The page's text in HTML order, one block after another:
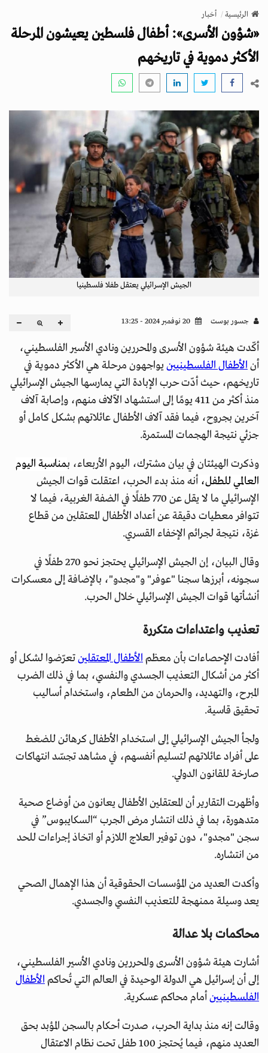
v
g
a
n
الرئيسية أخبار
«شؤون الأسرى»: أطفال فلسطين يعيشون المرحلة
الأكثر دموية في تاريخهم
الجيش الإسرائيلي يعتقل طفلا فلسطينيا
جسور بوست
أكّدت هيئة شؤون الأسرى والمحررين ونادي الأسير الفلسطيني،
أنالأطفال الفلسطينيين يواجهون مرحلة هي الأكثر دموية في
تاريخهم، حيث أدّت حرب الإبادة التي يمارسها الجيش الإسرائيلي
منذ أكثر من 411 يومًا إلى استشهاد الآلاف منهم، وإصابة آلاف
آخرين بجروح، فيما فقد آلاف الأطفال عائلاتهم بشكل كامل أو
جزئي نتيجة الهجمات المستمرة.
وذكرت الهيئتان في بيان مشترك، اليوم الأربعاء، بمناسبة اليوم
العالمي للطفل، أنه منذ بدء الحرب، اعتقلت قوات الجيش
الإسرائيلي ما لا يقل عن 770 طفلًا في الضفة الغربية، فيما لا
تتوافر معطيات دقيقة عن أعداد الأطفال المعتقلين من قطاع
غزة، نتيجة لجرائم الإخفاء القسري.
وقال البيان، إن الجيش الإسرائيلي يحتجز نحو 270 طفلًا في
سجونه، أبرزها سجنا "عوفر" و"مجدو"، بالإضافة إلى معسكرات
أنشأتها قوات الجيش الإسرائيلي خلال الحرب.
تعذيب واعتداءات متكررة
أفادت الإحصاءات بأن معظمالأطفال المعتقلينتعرّضوا لشكل أو
أكثر من أشكال التعذيب الجسدي والنفسي، بما في ذلك الضرب
المبرح، والتهديد، والحرمان من الطعام، واستخدام أساليب
تحقيق قاسية.
ولجأ الجيش الإسرائيلي إلى استخدام الأطفال كرهائن للضغط
على أفراد عائلاتهم لتسليم أنفسهم، في مشاهد تجسّد انتهاكات
صارخة للقانون الدولي.
وأظهرت التقارير أن المعتقلين الأطفال يعانون من أوضاع صحية
متدهورة، بما في ذلك انتشار مرض الجرب “السكايبوس” في
سجن "مجدو"، دون توفير العلاج اللازم أو اتخاذ إجراءات للحد
من انتشاره.
وأكدت العديد من المؤسسات الحقوقية أن هذا الإهمال الصحي
يعد وسيلة ممنهجة للتعذيب النفسي والجسدي.
محاكمات بلا عدالة
أشارت هيئة شؤون الأسرى والمحررين ونادي الأسير الفلسطيني،
إلى أن إسرائيل هي الدولة الوحيدة في العالم التي تُحاكمالأطفال
الفلسطينيين أمام محاكم عسكرية.
وقالت إنه منذ بداية الحرب، صدرت أحكام بالسجن المؤبد بحق
العديد منهم، فيما يُحتجز 100 طفل تحت نظام الاعتقال